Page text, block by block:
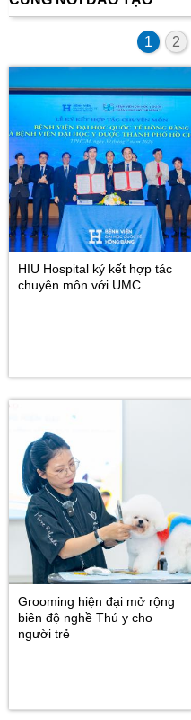
1 2
HIU Hospital ký kết hợp tác
chuyên môn với UMC
Grooming hiện đại mở rộng
biên độ nghề Thú y cho
người trẻ